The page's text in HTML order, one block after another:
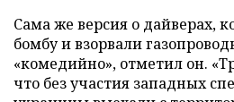
Сама же версия о дайверах,
бомбу и взорвали
«комедийно», отметил он.
что без участия западных